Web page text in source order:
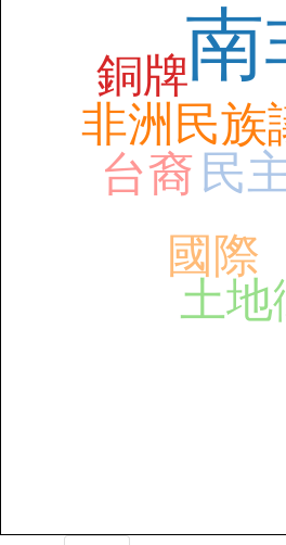
南
民
非洲民族
國際
土
銅牌
台裔